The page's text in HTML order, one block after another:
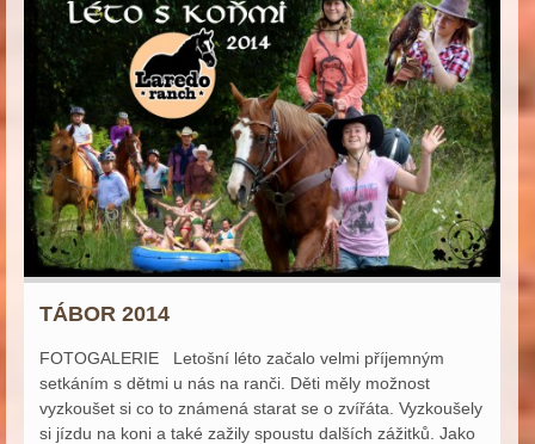
TÁBOR 2014
FOTOGALERIE Letošní léto začalo velmi příjemným
setkáním s dětmi u nás na ranči. Děti měly možnost
vyzkoušet si co to známená starat se o zvířáta. Vyzkoušely
si jízdu na koni a také zažily spoustu dalších zážitků. Jako